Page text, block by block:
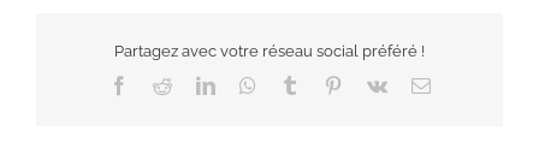
Partagez avec votre réseau social préféré !
Facebook
RedditLinkedInWhatsApp
Tumblr Pinterest
Vk Email